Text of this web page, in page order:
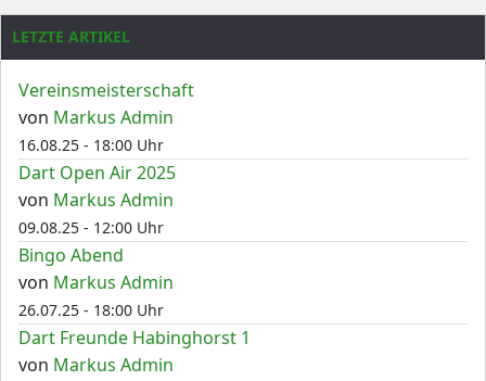
LETZTE ARTIKEL
Vereinsmeisterschaft
von Markus Admin
16.08.25 - 18:00 Uhr
Dart Open Air 2025
von Markus Admin
09.08.25 - 12:00 Uhr
Bingo Abend
von Markus Admin
26.07.25 - 18:00 Uhr
Dart Freunde Habinghorst 1
von Markus Admin